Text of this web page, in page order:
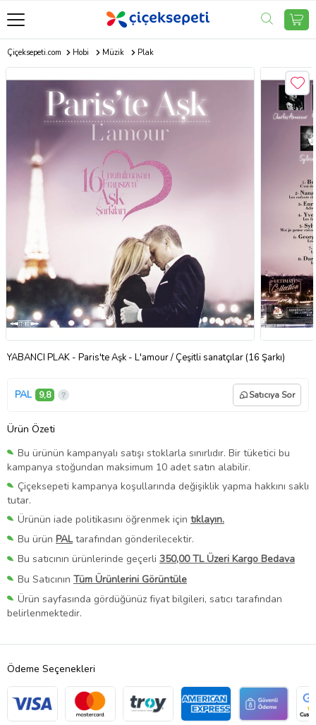
Çiçeksepeti.com Hobi Müzik Plak
YABANCI PLAK - Paris'te Aşk - L'amour / Çeşitli sanatçılar (16 Şarkı)
PAL 9,8 Satıcıya Sor
Ürün Özeti
Bu ürünün kampanyalı satışı stoklarla sınırlıdır. Bir tüketici bu
kampanya stoğundan maksimum 10 adet satın alabilir.
Çiçeksepeti kampanya koşullarında değişiklik yapma hakkını saklı
tutar.
Ürünün iade politikasını öğrenmek için tıklayın.
Bu ürün PALtarafından gönderilecektir.
Bu satıcının ürünlerinde geçerli 350,00 TL Üzeri Kargo Bedava
Bu Satıcının Tüm Ürünlerini Görüntüle
Ürün sayfasında gördüğünüz fiyat bilgileri, satıcı tarafından
belirlenmektedir.
Ödeme Seçenekleri